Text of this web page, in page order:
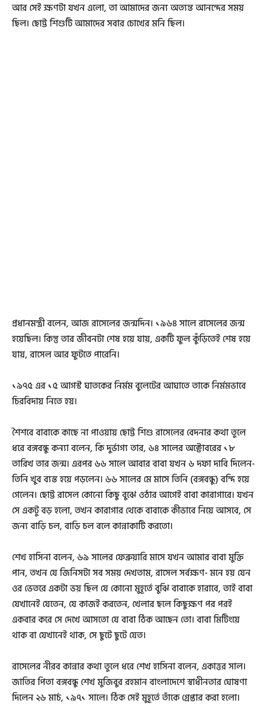
আর সেই ক্ষণটা যখন এলো, তা আমাদের জন্য অত্যন্ত আনন্দের সময়
ছিল। ছোট্ট শিশুটি আমাদের সবার চোখের মনি ছিল।
প্রধানমন্ত্রী বলেন, আজ রাসেলের জন্মদিন। ১৯৬৪ সালে রাসেলের জন্ম
হয়েছিল। কিন্তু তার জীবনটা শেষ হয়ে যায়, একটি ফুল কুঁড়িতেই শেষ হয়ে
যায়, রাসেল আর ফুটতে পারেনি।
১৯৭৫ এর ১৫ আগস্ট ঘাতকের নির্মম বুলেটের আঘাতে তাকে নির্মমভাবে
চিরবিদায় নিতে হয়।
শৈশবে বাবাকে কাছে না পাওয়ায় ছোট্ট শিশু রাসেলের বেদনার কথা তুলে
ধরে বঙ্গবন্ধু কন্যা বলেন, কি দুর্ভাগ্য তার, ৬৪ সালের অক্টোবরের ১৮
তারিখ তার জন্ম। এরপর ৬৬ সালে আবার বাবা যখন ৬ দফা দাবি দিলেন-
তিনি খুব ব্যস্ত হয়ে পড়লেন। ৬৬ সালের মে মাসে তিনি (বঙ্গবন্ধু) বন্দি হয়ে
গেলেন। ছোট্ট রাসেল কোনো কিছু বুঝে ওঠার আগেই বাবা কারাগারে। যখন
সে একটু বড় হলো, তখন কারাগার থেকে বাবাকে কীভাবে নিয়ে আসবে, সে
জন্য বাড়ি চল, বাড়ি চল বলে কান্নাকাটি করতো।
শেখ হাসিনা বলেন, ৬৯ সালের ফেব্রুয়ারি মাসে যখন আমার বাবা মুক্তি
পান, তখন যে জিনিসটা সব সময় দেখতাম, রাসেল সর্বক্ষণ- মনে হয় যেন
ওর ভেতরে একটা ভয় ছিল যে কোনো মুহূর্তে বুঝি বাবাকে হারাবে, তাই বাবা
যেখানেই যেতেন, যে কাজই করতেন, খেলার ছলে কিছুক্ষণ পর পরই
একবার করে সে দেখে আসতো যে বাবা ঠিক আছেন তো। বাবা মিটিংয়ে
থাক বা যেখানেই থাক, সে ছুটে ছুটে যেত।
রাসেলের নীরব কান্নার কথা তুলে ধরে শেখ হাসিনা বলেন, একাত্তর সাল।
জাতির পিতা বঙ্গবন্ধু শেখ মুজিবুর রহমান বাংলাদেশে স্বাধীনতার ঘোষণা
দিলেন ২৬ মার্চ, ১৯৭১ সালে। ঠিক সেই মুহূর্তে তাঁকে গ্রেপ্তার করা হলো।